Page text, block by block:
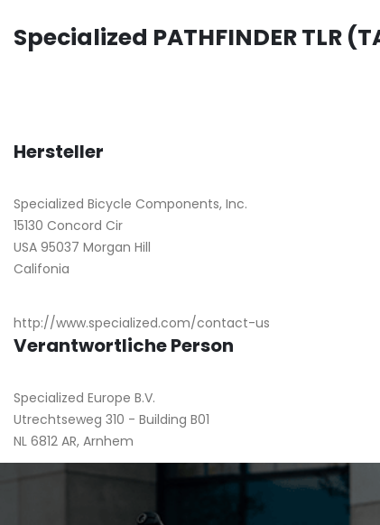
Specialized PATHFINDER TLR
Hersteller
Specialized Bicycle Components, Inc.
15130 Concord Cir
USA 95037 Morgan Hill
Califonia
http://www.specialized.com/contact-us
Verantwortliche Person
Specialized Europe B.V.
Utrechtseweg 310 - Building B01
NL 6812 AR, Arnhem